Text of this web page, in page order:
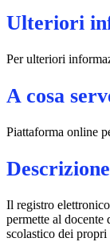
Ulteriori
Per ulteriori
A cosa
Piattaforma online
Il registro
permette al
scolastico dei propri